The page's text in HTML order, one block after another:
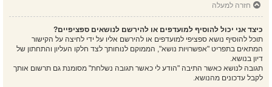
חזרה למעלה
כיצד אני יכול להוסיף למועדפים או להירשם לנושאים ספציפיים?
תוכל להוסיף נושא ספציפי למועדפים או להירשם אליו על ידי לחיצה על הקישור
המתאים בתפריט "אפשרויות נושא", הממוקם לנוחותך לצד חלקו העליון והתחתון של
דיון בנושא.
תגובה לנושא כאשר התיבה "הודע לי כאשר תגובה נשלחת" מסומנת גם תרשום אותך
לקבל עדכונים מהנושא.